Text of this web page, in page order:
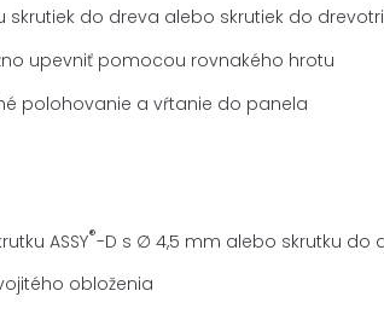
do dreva alebo skrutiek do
upevniť pomocou rovnakého hrotu
polohovanie a vŕtanie do panela
ASSY®-D s ∅ 4,5 mm alebo skrutku do
obloženia